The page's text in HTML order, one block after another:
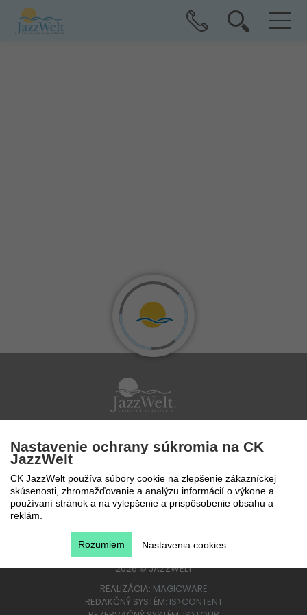
Po - Pi 9 - 17 hod
0850 777 888
2026©JAZZWELT
REALIZÁCIA: MAGICWARE
REDAKČNÝ SYSTÉM: IS>CONTENT
Nastavenie ochrany súkromia na CK
JazzWelt
CK JazzWelt používa súbory cookie na zlepšenie zákazníckej
skúsenosti, zhromažďovanie a analýzu informácií o výkone a
používaní stránok a na vylepšenie a prispôsobenie obsahu a
reklám.
Nastavenia cookies
Rozumiem